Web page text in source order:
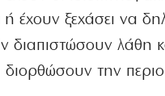
ή έχουν ξεχάσει να
διαπιστώσουν λάθη
διορθώσουν την